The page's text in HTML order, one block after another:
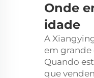
Onde
idade
A
em grande
Quando
que